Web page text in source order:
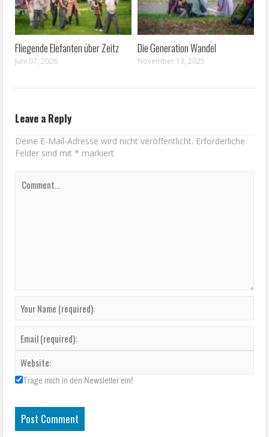
Fliegende Elefanten über Zeitz
Juni 07, 2026
Die Generation Wandel
November 13, 2025
Leave a Reply
Deine E-Mail-Adresse wird nicht veröffentlicht. Erforderliche
Felder sind mit* markiert
Trage mich in den Newsletter ein!